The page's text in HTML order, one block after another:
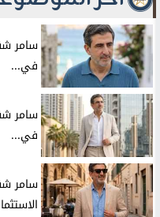
سامر
في...
في...
سامر